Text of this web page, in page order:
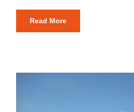
Read More